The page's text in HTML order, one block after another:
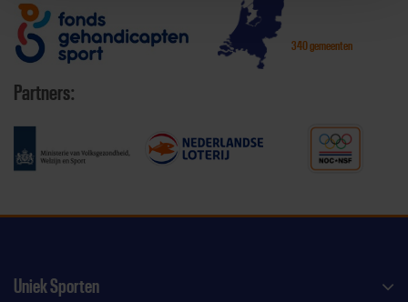
340 gemeenten
Partners:
Uniek Sporten